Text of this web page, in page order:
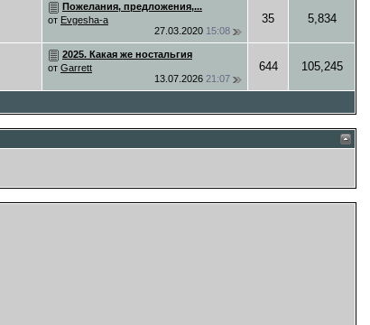
Пожелания, предложения,...
от Evgesha-a
27.03.2020 15:08
35 5,834
2025. Какая же ностальгия
от Garrett
13.07.2026 21:07
644 105,245